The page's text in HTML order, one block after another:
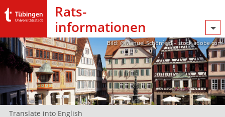
Rats­
informationen
Bild: @Manuel Schönfeld – stock.adobe.com
Translate into English